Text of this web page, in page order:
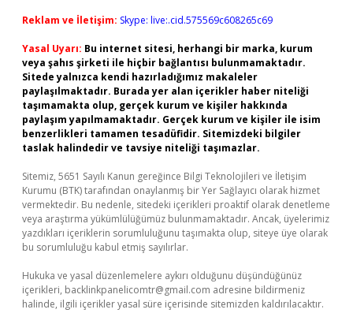
Reklam ve İletişim: Skype: live:.cid.575569c608265c69
Yasal Uyarı: Bu internet sitesi, herhangi bir marka, kurum
veya şahıs şirketi ile hiçbir bağlantısı bulunmamaktadır.
Sitede yalnızca kendi hazırladığımız makaleler
paylaşılmaktadır. Burada yer alan içerikler haber niteliği
taşımamakta olup, gerçek kurum ve kişiler hakkında
paylaşım yapılmamaktadır. Gerçek kurum ve kişiler ile isim
benzerlikleri tamamen tesadüfidir. Sitemizdeki bilgiler
taslak halindedir ve tavsiye niteliği taşımazlar.
Sitemiz, 5651 Sayılı Kanun gereğince Bilgi Teknolojileri ve İletişim
Kurumu (BTK) tarafından onaylanmış bir Yer Sağlayıcı olarak hizmet
vermektedir. Bu nedenle, sitedeki içerikleri proaktif olarak denetleme
veya araştırma yükümlülüğümüz bulunmamaktadır. Ancak, üyelerimiz
yazdıkları içeriklerin sorumluluğunu taşımakta olup, siteye üye olarak
bu sorumluluğu kabul etmiş sayılırlar.
Hukuka ve yasal düzenlemelere aykırı olduğunu düşündüğünüz
içerikleri, backlinkpanelicomtr@gmail.com adresine bildirmeniz
halinde, ilgili içerikler yasal süre içerisinde sitemizden kaldırılacaktır.